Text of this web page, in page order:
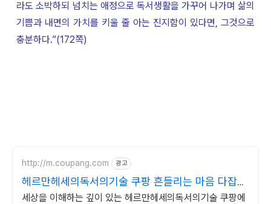
라도 소박하되 넘치는 애정으로 독서생활을 가꾸어 나가며 삶의
기쁨과 내면의 가치를 키울 줄 아는 진지함이 있다면, 그것으로
충분하다.”(172쪽)
http://m.coupang.com 광고
헤르만헤세의독서의기술 쿠팡 흔들리는 마음 다잡는
지혜
세상을 이해하는 깊이 있는 헤르만헤세의독서의기술 쿠팡에